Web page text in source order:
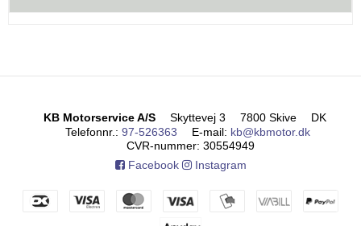
KB Motorservice A/S Skyttevej 3 7800 Skive
DK
Telefonnr. : 97-526363 E-mail: kb@kbmotor.dk
CVR-nummer: 30554949
Facebook
Instagram